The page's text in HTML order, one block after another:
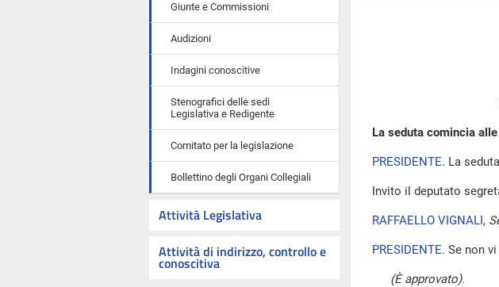
Giunte e Commissioni
Audizioni
Indagini conoscitive
Stenografici delle sedi
Legislativa e Redigente
Comitato per la legislazione
Bollettino degli Organi Collegiali
Attività Legislativa
Attività di indirizzo, controllo e
conoscitiva
La seduta comincia
PRESIDENTE. La
Invito il deputato
RAFFAELLO VIGNALI,
PRESIDENTE. Se non
(È approvato).